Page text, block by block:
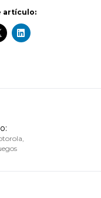
artículo: